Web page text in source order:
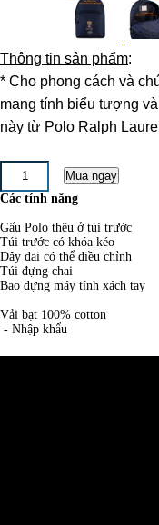
Thông tin sản phẩm:
* Cho phong cách và
mang tính biểu tượng
này từ Polo Ralph
Các tính năng
Gấu Polo thêu ở túi trước
Túi trước có khóa kéo
Dây đai có thể điều chỉnh
Túi đựng chai
Bao đựng máy tính xách tay
Vải bạt 100% cotton
- Nhập khẩu